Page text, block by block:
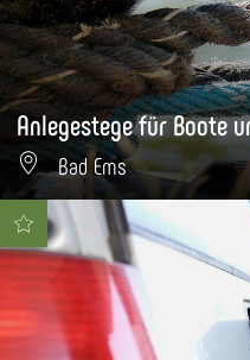
Bad Ems